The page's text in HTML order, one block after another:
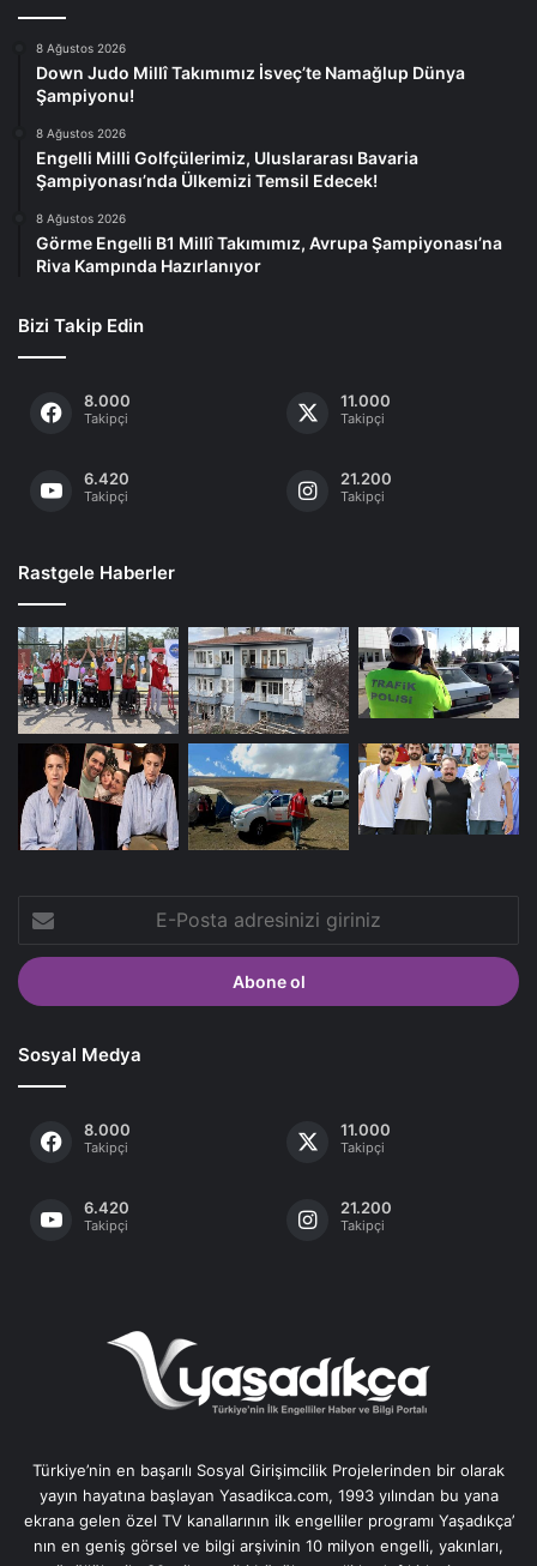
8 Ağustos 2026
Down Judo Millî Takımımız İsveç’te Namağlup Dünya
Şampiyonu!
8 Ağustos 2026
Engelli Milli Golfçülerimiz, Uluslararası Bavaria
Şampiyonası’nda Ülkemizi Temsil Edecek!
8 Ağustos 2026
Görme Engelli B1 Millî Takımımız, Avrupa Şampiyonası’na
Riva Kampında Hazırlanıyor
Bizi Takip Edin
8.000
Takipçi
11.000
Takipçi
6.420
Takipçi
21.200
Takipçi
Rastgele Haberler
E-
Posta
adresinizi
giriniz
Sosyal Medya
8.000
Takipçi
11.000
Takipçi
6.420
Takipçi
21.200
Takipçi
Türkiye’nin en başarılı Sosyal Girişimcilik Projelerinden bir olarak
yayın hayatına başlayan Yasadikca.com, 1993 yılından bu yana
ekrana gelen özel TV kanallarının ilk engelliler programı Yaşadıkça’
nın en geniş görsel ve bilgi arşivinin 10 milyon engelli, yakınları,